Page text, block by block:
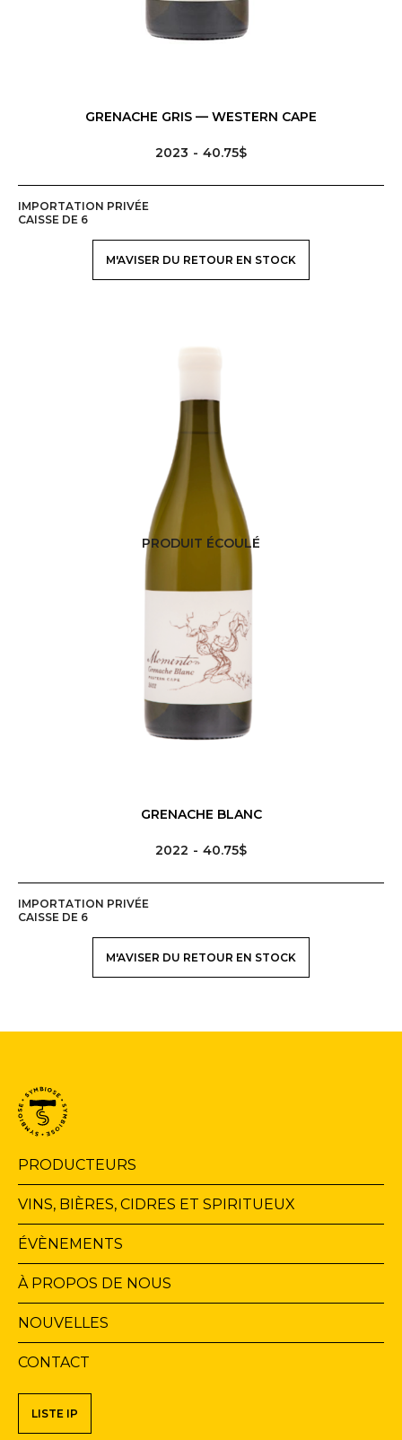
GRENACHE GRIS — WESTERN CAPE
2023 40.75$
IMPORTATION PRIVÉE
CAISSE DE 6
M'AVISER DU RETOUR EN STOCK
PRODUIT ÉCOULÉ
GRENACHE BLANC
2022 40.75$
IMPORTATION PRIVÉE
CAISSE DE 6
M'AVISER DU RETOUR EN STOCK
Navigation
principale
PRODUCTEURS
VINS, BIÈRES, CIDRES ET SPIRITUEUX
ÉVÈNEMENTS
À PROPOS DE NOUS
NOUVELLES
CONTACT
Navigation
LISTE IP